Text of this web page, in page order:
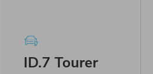
ID.7 Tourer